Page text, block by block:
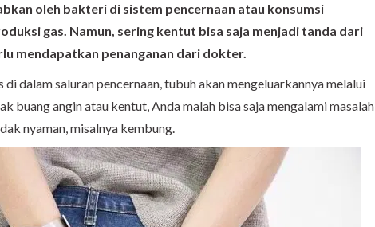
oleh bakteri di sistem pencernaan atau konsumsi
gas. Namun, sering kentut bisa saja menjadi tanda dari
mendapatkan penanganan dari dokter.
dalam saluran pencernaan, tubuh akan mengeluarkannya melalui
buang angin atau kentut, Anda malah bisa saja mengalami masalah
nyaman, misalnya kembung.